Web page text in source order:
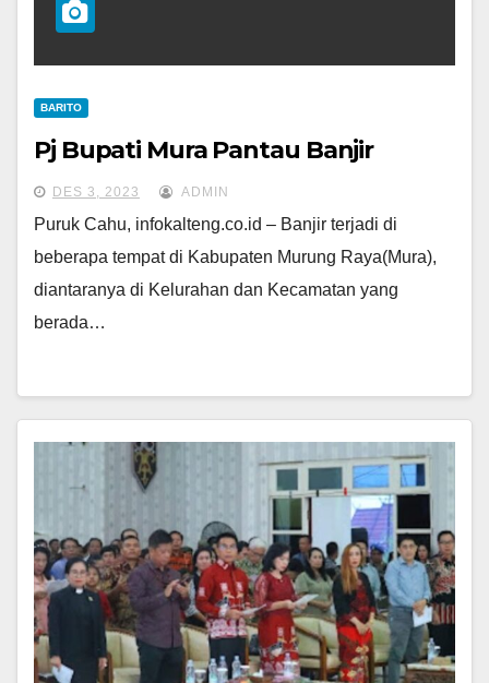
BARITO
Pj Bupati Mura Pantau Banjir
DES 3, 2023 ADMIN
Puruk Cahu, infokalteng.co.id – Banjir terjadi di
beberapa tempat di Kabupaten Murung Raya(Mura),
diantaranya di Kelurahan dan Kecamatan yang
berada…